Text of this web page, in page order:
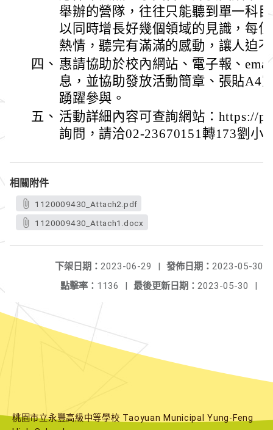
舉辦的營隊，往往只能聽到單一科
以同時增長好幾個領域的見識，每
熱情，聽完有滿滿的感動，讓人迫
四、 惠請協助於校內網站、電子報、
息，並協助發放活動簡章、張貼A4
踴躍參與。
五、 活動詳細內容可查詢網站：https://
詢問，請洽02-23670151轉173劉小
相關附件
1120009430_Attach2.pdf
1120009430_Attach1.docx
發佈日期： 2023-05-30
下架日期： 2023-06-29
|
最後更新日期： 2023-05-30 |
點擊率： 1136 |
桃園市立永豐高級中等學校 Taoyuan Municipal Yung-Feng